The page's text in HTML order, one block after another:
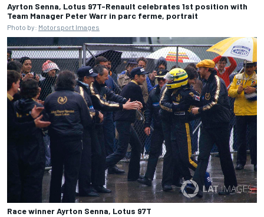
Ayrton Senna, Lotus 97T-Renault celebrates 1st position with
Team Manager Peter Warr in parc ferme, portrait
Photo by: Motorsport Images
Race winner Ayrton Senna, Lotus 97T